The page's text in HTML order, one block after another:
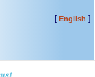
[English ]